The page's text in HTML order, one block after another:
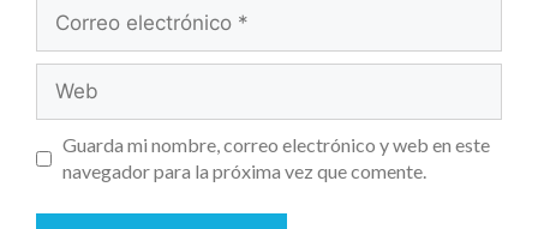
Guarda mi nombre, correo electrónico y web en este
navegador para la próxima vez que comente.